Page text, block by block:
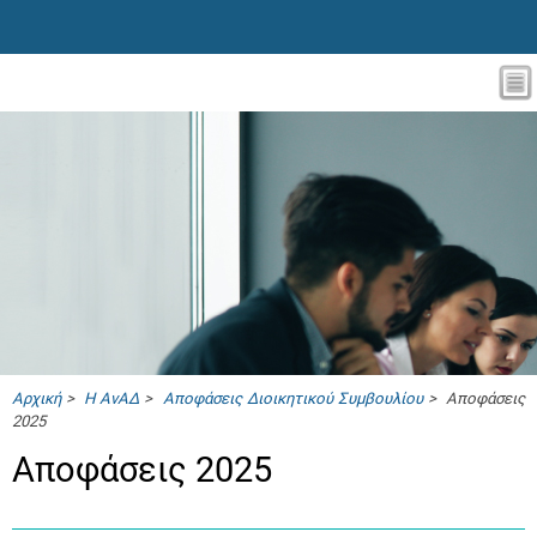
Αρχική> Η ΑνΑΔ > Αποφάσεις Διοικητικού Συμβουλίου> Αποφάσεις
2025
Αποφάσεις 2025